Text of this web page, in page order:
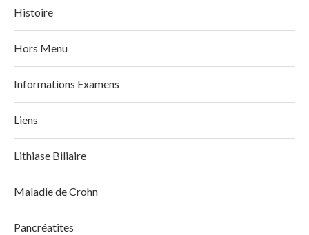
Histoire
Hors Menu
Informations Examens
Liens
Lithiase Biliaire
Maladie de Crohn
Pancréatites